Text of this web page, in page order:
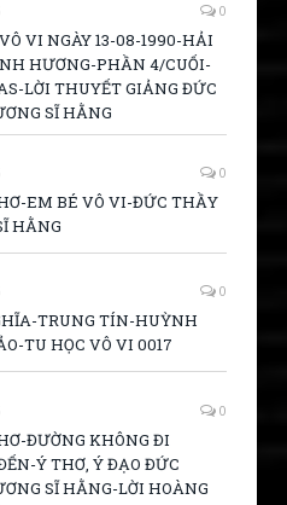
0
VI NGÀY 13-08-1990-HẢI
HƯƠNG-PHẦN 4/CUỐI-
LỜI THUYẾT GIẢNG ĐỨC
SĨ HẰNG
0
EM BÉ VÔ VI-ĐỨC THẦY
HẰNG
0
TRUNG TÍN-HUỲNH
TU HỌC VÔ VI 0017
0
ĐƯỜNG KHÔNG ĐI
Ý THƠ, Ý ĐẠO ĐỨC
SĨ HẰNG-LỜI HOÀNG